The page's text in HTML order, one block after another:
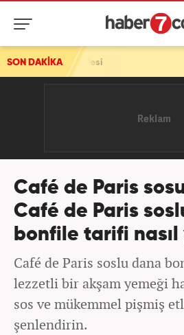
SON DAKİKA
Café de Paris
Café de Paris
bonfile tarifi nasıl
Café de Paris soslu dana
lezzetli bir akşam yemeği
sos ve mükemmel pişmiş
şenlendirin.